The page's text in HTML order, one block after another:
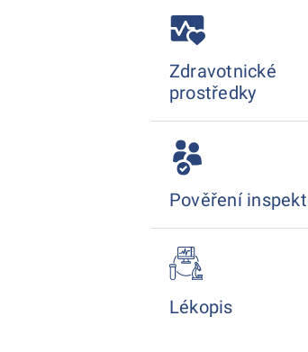
Zdravotnické
prostředky
Pověření
Lékopis